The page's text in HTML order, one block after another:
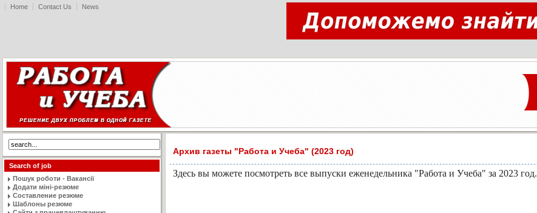
Home Contact Us News
Search of job
Пошук роботи - Вакансії
Додати міні-резюме
Составление резюме
Шаблоны резюме
Архив газеты "Работа и Учеба" (2023 год)
Здесь вы можете посмотреть все выпуски еженедельника "Работа и Учеба" за 2023 год.